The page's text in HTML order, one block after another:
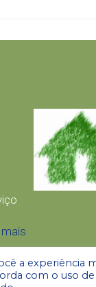
|Política de
a experiência
com o uso